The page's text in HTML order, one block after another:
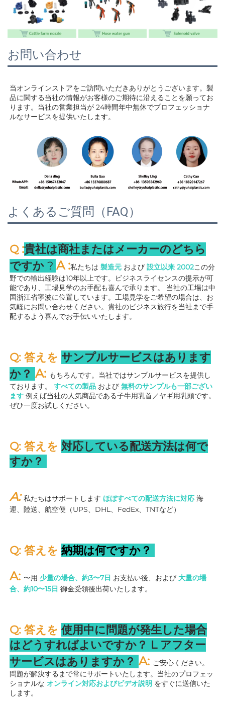
お問い合わせ
当オンラインストアをご訪問いただきありがとうございます。製
品に関する当社の情報がお客様のご期待に沿えることを願ってお
ります。当社の営業担当が 24時間年中無休でプロフェッショナ
ルなサービスを提供いたします。
よくあるご質問（FAQ）
Q :貴社は商社またはメーカーのどちら
ですか ? A :私たちは 製造元 および 設立以来 2002この分
野での輸出経験は10年以上です。ビジネスライセンスの提示が可
能であり、工場見学のお手配も喜んで承ります。 当社の工場は中
国浙江省寧波に位置しています。工場見学をご希望の場合は、お
気軽にお問い合わせください。貴社のビジネス旅行を当社まで手
配するよう喜んでお手伝いいたします。
Q: 答えを サンプルサービスはあります
か？ A: もちろんです。当社ではサンプルサービスを提供し
ております。 すべての製品 および 無料のサンプルも一部ござい
ます 例えば当社の人気商品である子牛用乳首／ヤギ用乳頭です。
ぜひ一度お試しください。
Q: 答えを 対応している配送方法は何で
すか？
A: 私たちはサポートします ほぼすべての配送方法に対応 海
運、陸送、航空便（UPS、DHL、FedEx、TNTなど）
Q: 答えを 納期は何ですか？
A: 〜用 少量の場合、約3〜7日 お支払い後、および 大量の場
合、約10〜15日 御金受領後出荷いたします。
Q: 答えを 使用中に問題が発生した場合
はどうすればよいですか？ L アフター
サービスはありますか？ A: ご安心ください。
問題が解決するまで常にサポートいたします。当社のプロフェッ
ショナルな オンライン対応およびビデオ説明 をすぐに送信いた
します。